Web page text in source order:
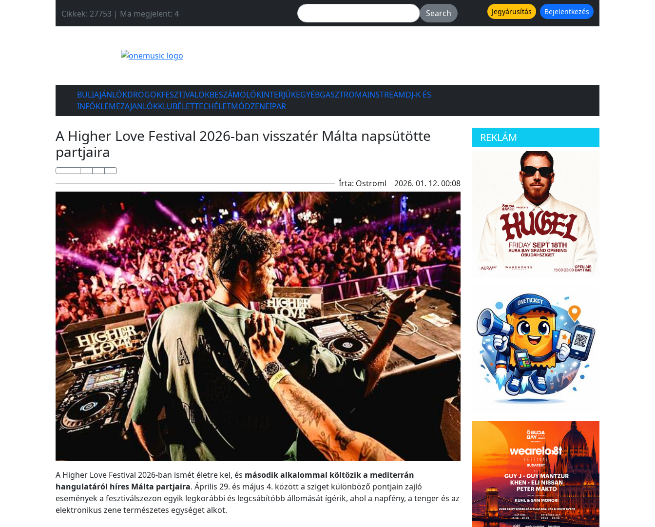
Cikkek: 27753 | Ma megjelent: 4 Jegyárusítás Bejelentkezés
BULIAJÁNLÓKDROGOKFESZTIVALOKBESZÁMOLÓKINTERJÚKEGYÉBGASZTROMAINSTREAMDJ-K ÉS
INFÓKLEMEZAJANLÓKKLUBÉLETTECHÉLETMÓDZENEIPAR
A Higher Love Festival 2026-ban visszatér Málta napsütötte
partjaira
Írta: Ostroml 2026. 01. 12. 00:08
A Higher Love Festival 2026-ban ismét életre kel, és második alkalommal költözik a mediterrán
hangulatáról híres Málta partjaira. Április 29. és május 4. között a sziget különböző pontjain zajló
események a fesztiválszezon egyik legkorábbi és legcsábítóbb állomását ígérik, ahol a napfény, a tenger és az
elektronikus zene természetes egységet alkot.
REKLÁM